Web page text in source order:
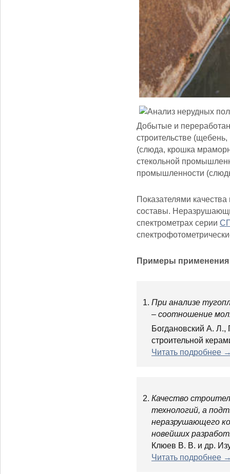
Добытые и
строительстве
(слюда, крошка
стекольной
промышленности
Показателями
составы.
спектрометрах серии
Примеры
1. При анализе
– соотношение
Богдановский А.
строительной
Читать подробнее
2. Качество
технологий, а
неразрушающего
новейших
Клюев В. В. и др.
Читать подробнее